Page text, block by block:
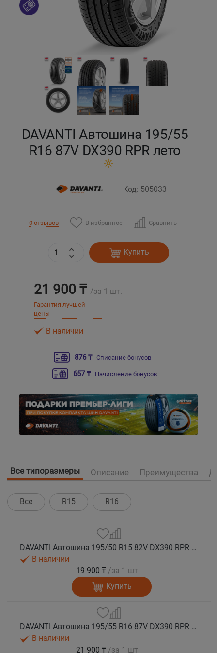
DAVANTI Автошина 195/55
R16 87V DX390 RPR лето
Код: 505033
0 отзывов В избранное Сравнить
Купить
21 900 ₸ /за 1 шт.
Гарантия лучшей
цены
В наличии
876 ₸ Списание бонусов
657 ₸ Начисление бонусов
Все типоразмеры Описание Преимущества
Все R15 R16
DAVANTI Автошина 195/50 R15 82V DX390 RPR лето
В наличии
19 900 ₸ /за 1 шт.
Купить
DAVANTI Автошина 195/55 R16 87V DX390 RPR лето
В наличии
21 900 ₸ /за 1 шт.
Кокшетау
Кызылорда
Павлодар
Семей
Шымкент
Экибастуз